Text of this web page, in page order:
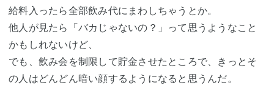
給料入ったら全部飲み代にまわしちゃうとか。
他人が見たら「バカじゃないの？」って思うようなこと
かもしれないけど、
でも、飲み会を制限して貯金させたところで、きっとそ
の人はどんどん暗い顔するようになると思うんだ。